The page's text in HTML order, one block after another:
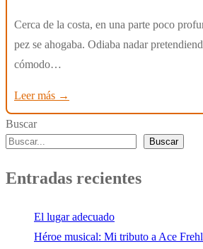
Cerca de la costa, en una parte poco
pez se ahogaba. Odiaba nadar
cómodo…
Leer más →
Buscar
Buscar
Entradas recientes
El lugar adecuado
Héroe musical: Mi tributo a Ace